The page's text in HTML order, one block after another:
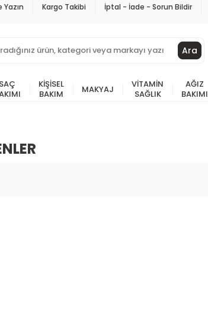
Kargo Takibi İptal - İade - Sorun Bildir
Ara
SAÇ
KIŞISEL
BAKIM
MAKYAJ
VITAMIN
SAĞLIK
AĞIZ
BAKIMI